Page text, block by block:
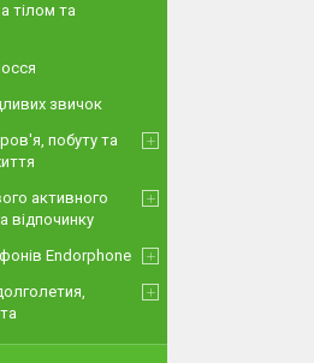
тілом та
звичок
побуту та
активного
відпочинку
Endorphone